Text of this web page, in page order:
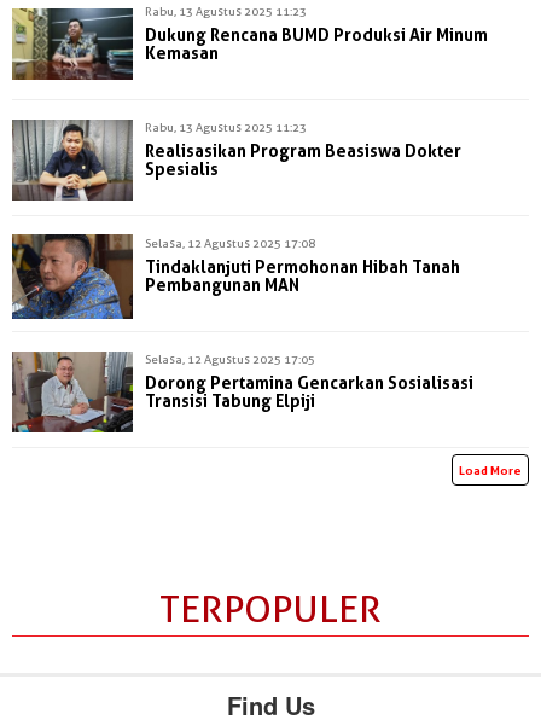
Rabu, 13 Agustus 2025 11:23
Dukung Rencana BUMD Produksi Air Minum
Kemasan
Rabu, 13 Agustus 2025 11:23
Realisasikan Program Beasiswa Dokter
Spesialis
Selasa, 12 Agustus 2025 17:08
Tindaklanjuti Permohonan Hibah Tanah
Pembangunan MAN
Selasa, 12 Agustus 2025 17:05
Dorong Pertamina Gencarkan Sosialisasi
Transisi Tabung Elpiji
Load More
TERPOPULER
Find Us